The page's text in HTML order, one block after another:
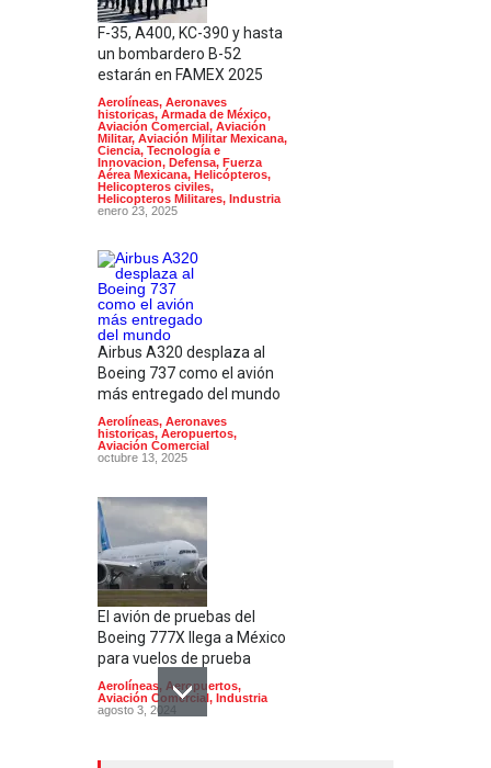
F-35, A400, KC-390 y hasta
un bombardero B-52
estarán en FAMEX 2025
Aerolíneas, Aeronaves
historicas, Armada de México,
Aviación Comercial , Aviación
Militar, Aviación Militar Mexicana,
Ciencia, Tecnología e
Innovacion, Defensa, Fuerza
Aérea Mexicana, Helicópteros,
Helicopteros civiles,
Helicopteros Militares, Industria
enero 23, 2025
Airbus A320 desplaza al
Boeing 737 como el avión
más entregado del mundo
Aerolíneas, Aeronaves
historicas, Aeropuertos,
Aviación Comercial
octubre 13, 2025
El avión de pruebas del
Boeing 777X llega a México
para vuelos de prueba
Aerolíneas, Aeropuertos,
Aviación Comercial , Industria
agosto 3, 2024